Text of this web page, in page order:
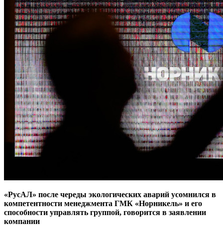
«РусАЛ» после череды экологических аварий усомнился в
компетентности менеджмента ГМК «Норникель» и его
способности управлять группой, говорится в заявлении
компании